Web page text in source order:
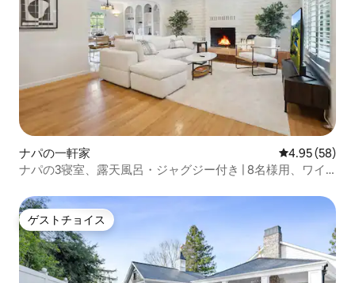
ナパの一軒家 レビュー58
4.95 (58)
ナパの3寝室、露天風呂・ジャグジー付き | 8名様用、ワイ
ゲストチョイス
ゲストチョイス